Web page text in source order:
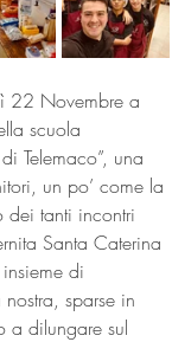
22 Novembre a
scuola
Telemaco”, una
un po’ come la
dei tanti incontri
Santa Caterina
di
sparse in
a dilungare sul